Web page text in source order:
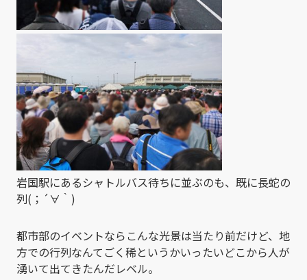
岩国駅にあるシャトルバス待ちに並ぶのも、既に長蛇の
列(；´∀｀)
都市部のイベントならこんな光景は当たり前だけど、地
方での行列なんてごく稀というかいったいどこから人が
湧いて出てきたんだレベル。